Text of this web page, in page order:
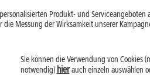
kein ausreichend
Ausbauprojekt und den
Produkt- und
Messung der Wirksamkeit unserer
Sie können die Verwendung von Cookies
notwendig) hierauch einzeln auswählen